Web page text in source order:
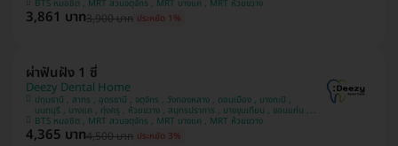
อุบลราชธานี , บางรัก BTS หมอชิต , MRT สวนจตุจักร , MRT บางแค , MRT ห้วยขวาง
3,861 บาท3,900 บาท ประหยัด 1%
ผ่าฟันฝัง 1 ซี่
Deezy Dental Home
ปทุมธานี , สาทร , อุดรธานี , จตุจักร , วังทองหลาง , ดอนเมือง , บางกะปิ ,
นนทบุรี , บางแค , ทุ่งครุ , ห้วยขวาง , สมุทรปราการ , บางขุนเทียน , ขอนแก่น ,
มีนบุรี , อุบลราชธานี , บางรัก BTS หมอชิต , MRT สวนจตุจักร , MRT บางแค , MRT ห้วยขวาง
4,365 บาท4,500 บาท ประหยัด 3%